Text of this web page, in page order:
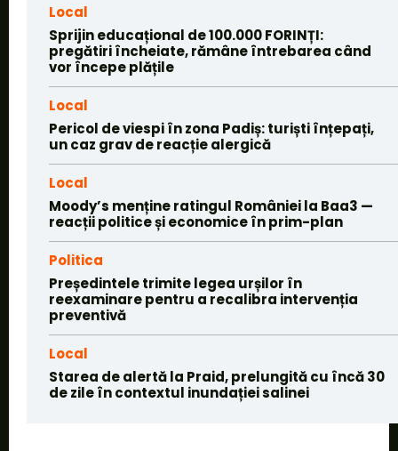
Local
Sprijin educațional de 100.000 FORINȚI:
pregătiri încheiate, rămâne întrebarea când
vor începe plățile
Local
Pericol de viespi în zona Padiș: turiști înțepați,
un caz grav de reacție alergică
Local
Moody’s menține ratingul României la Baa3 —
reacții politice și economice în prim-plan
Politica
Președintele trimite legea urșilor în
reexaminare pentru a recalibra intervenția
preventivă
Local
Starea de alertă la Praid, prelungită cu încă 30
de zile în contextul inundației salinei